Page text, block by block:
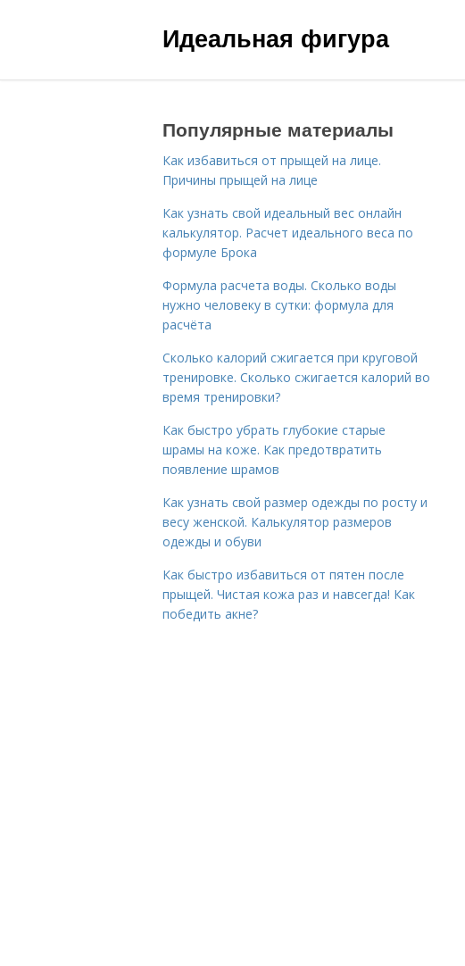
Идеальная фигура
Популярные материалы
Как избавиться от прыщей на лице.
Причины прыщей на лице
Как узнать свой идеальный вес онлайн
калькулятор. Расчет идеального веса по
формуле Брока
Формула расчета воды. Сколько воды
нужно человеку в сутки: формула для
расчёта
Сколько калорий сжигается при круговой
тренировке. Сколько сжигается калорий во
время тренировки?
Как быстро убрать глубокие старые
шрамы на коже. Как предотвратить
появление шрамов
Как узнать свой размер одежды по росту и
весу женской. Калькулятор размеров
одежды и обуви
Как быстро избавиться от пятен после
прыщей. Чистая кожа раз и навсегда! Как
победить акне?